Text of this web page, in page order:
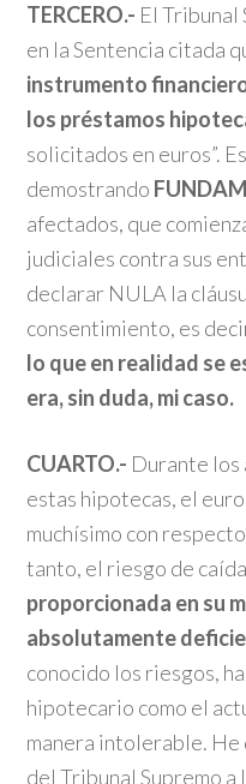
TERCERO.- El Tribunal
en la Sentencia citada
instrumento
los préstamos
solicitados en euros”.
demostrando
afectados, que
judiciales contra sus
declarar NULA la
consentimiento, es
lo que en realidad se
era, sin duda, mi caso.
CUARTO.- Durante los
estas hipotecas, el
muchísimo con
tanto, el riesgo de
proporcionada en su
absolutamente
conocido los riesgos,
hipotecario como el
manera intolerable. He
del Tribunal Supremo